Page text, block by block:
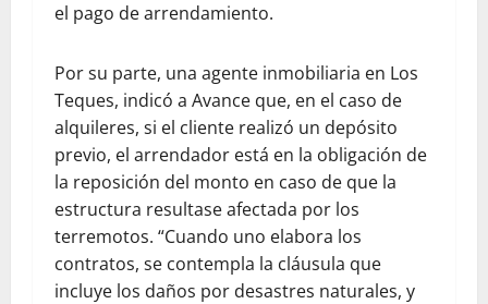
el pago de arrendamiento.
Por su parte, una agente inmobiliaria en Los
Teques, indicó a Avance que, en el caso de
alquileres, si el cliente realizó un depósito
previo, el arrendador está en la obligación de
la reposición del monto en caso de que la
estructura resultase afectada por los
terremotos. “Cuando uno elabora los
contratos, se contempla la cláusula que
incluye los daños por desastres naturales, y